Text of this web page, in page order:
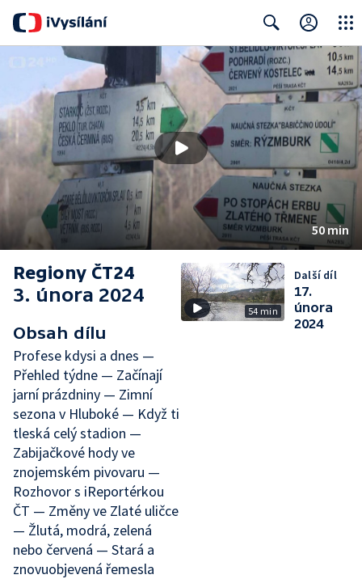
Search Close
50 min
Regiony ČT24
3. února 2024
Obsah dílu
Profese kdysi a dnes —
Přehled týdne — Začínají
jarní prázdniny — Zimní
sezona v Hluboké — Když ti
tleská celý stadion —
Zabijačkové hody ve
znojemském pivovaru —
Rozhovor s iReportérkou
ČT — Změny ve Zlaté uličce
— Žlutá, modrá, zelená
nebo červená — Stará a
znovuobjevená řemesla
54 min
Další díl
17.
února
2024